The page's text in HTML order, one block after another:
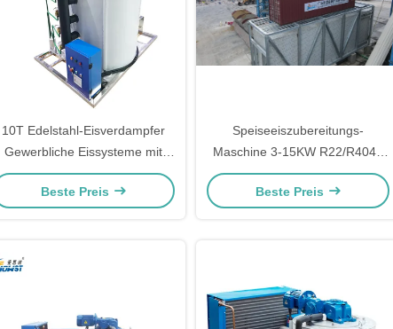
10T Edelstahl-Eisverdampfer
Gewerbliche Eissysteme mit
Expansionsventil
Beste Preis
Speiseeiszubereitungs-
Maschine 3-15KW R22/R404a
abkühlende für das
Meeresfrüchte-Abkühlen
Beste Preis